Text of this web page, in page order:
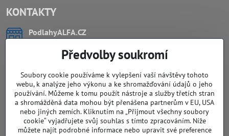
KONTAKTY
PodlahyALFA​.CZ
Záříčí, ev.č. 54
768 11 Chropyně
DIČ: CZ8103114129
Sklad, vzorkovna PO TELEFONICKÉ DOMLUVĚ
Záříčí ev. č. 54
768 11 Chropyně
608 855 055
Předvolby soukromí
Soubory cookie používáme k vylepšení vaší návštěvy tohoto
webu, k analýze jeho výkonu a ke shromažďování údajů o jeho
používání. Můžeme k tomu použít nástroje a služby třetích stran
a shromážděná data mohou být přenášena partnerům v EU, USA
nebo jiných zemích. Kliknutím na „Přijmout všechny soubory
cookie“ vyjadřujete svůj souhlas s tímto zpracováním. Níže
můžete najít podrobné informace nebo upravit své preference